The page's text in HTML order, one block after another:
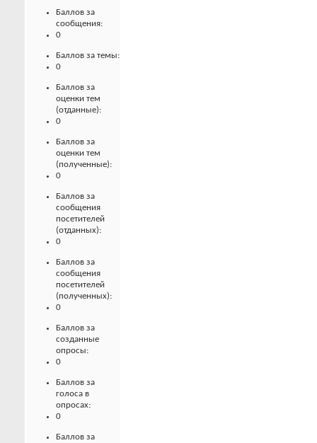
Баллов за
сообщения:
0
Баллов за темы:
0
Баллов за
оценки тем
(отданные):
0
Баллов за
оценки тем
(полученные):
0
Баллов за
сообщения
посетителей
(отданных):
0
Баллов за
сообщения
посетителей
(полученных):
0
Баллов за
созданные
опросы:
0
Баллов за
голоса в
опросах:
0
Баллов за